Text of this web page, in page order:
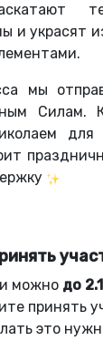
и украсят
мы
Силам.
для
можно до
принять
это